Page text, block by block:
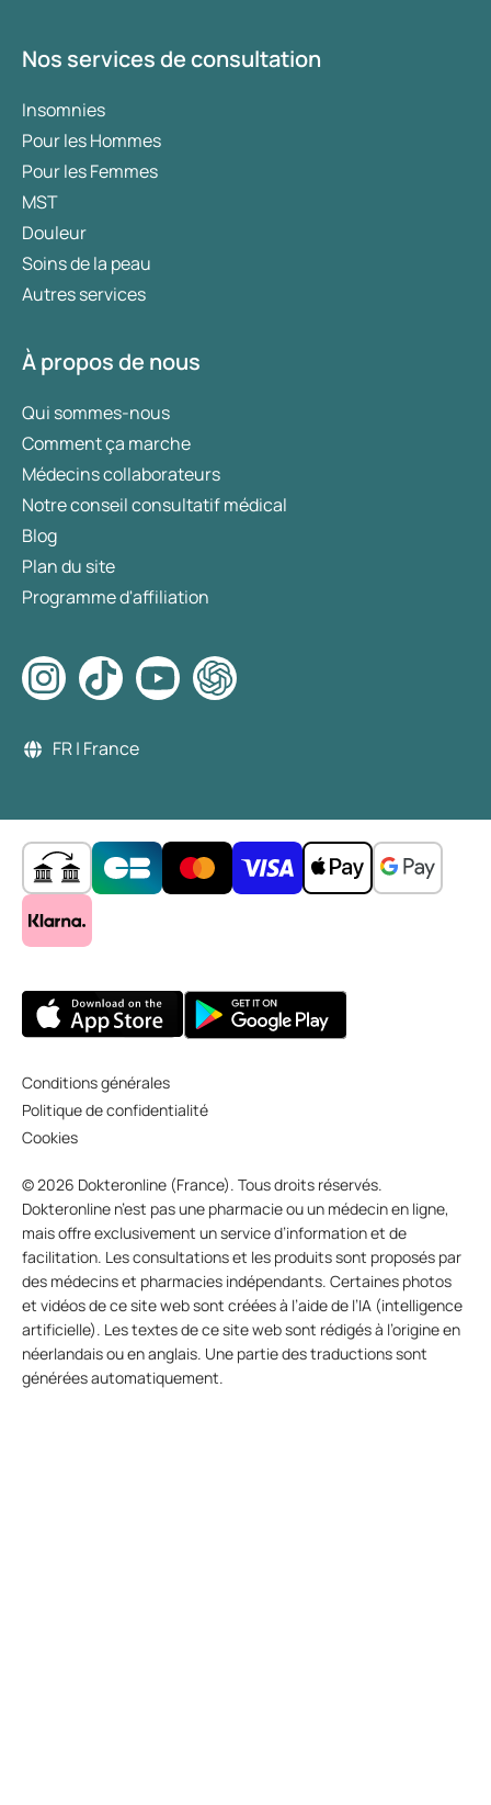
Nos services de consultation
Insomnies
Pour les Hommes
Pour les Femmes
MST
Douleur
Soins de la peau
Autres services
À propos de nous
Qui sommes-nous
Comment ça marche
Médecins collaborateurs
Notre conseil consultatif médical
Blog
Plan du site
Programme d'affiliation
FR | France
Conditions générales
Politique de confidentialité
Cookies
© 2026 Dokteronline (France). Tous droits réservés.
Dokteronline n’est pas une pharmacie ou un médecin en ligne,
mais offre exclusivement un service d’information et de
facilitation. Les consultations et les produits sont proposés par
des médecins et pharmacies indépendants. Certaines photos
et vidéos de ce site web sont créées à l’aide de l’IA (intelligence
artificielle). Les textes de ce site web sont rédigés à l’origine en
néerlandais ou en anglais. Une partie des traductions sont
générées automatiquement.